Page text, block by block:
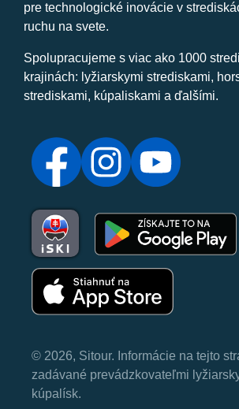
pre technologické inovácie v
ruchu na svete.
Spolupracujeme s viac ako 1000
krajinách: lyžiarskymi strediskami,
strediskami, kúpaliskami a ďalšími.
© 2026, Sitour. Informácie na tejto
zadávané prevádzkovateľmi
kúpalísk.